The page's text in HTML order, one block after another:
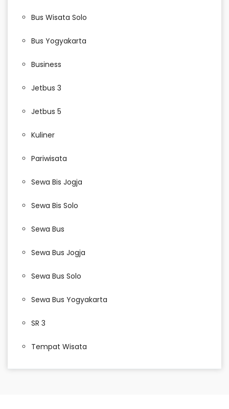
Bus Wisata Solo
Bus Yogyakarta
Business
Jetbus 3
Jetbus 5
Kuliner
Pariwisata
Sewa Bis Jogja
Sewa Bis Solo
Sewa Bus
Sewa Bus Jogja
Sewa Bus Solo
Sewa Bus Yogyakarta
SR 3
Tempat Wisata